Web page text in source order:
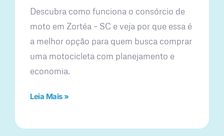
Descubra como funciona o consórcio de
moto em Zortéa – SC e veja por que essa é
a melhor opção para quem busca comprar
uma motocicleta com planejamento e
economia.
Leia Mais »